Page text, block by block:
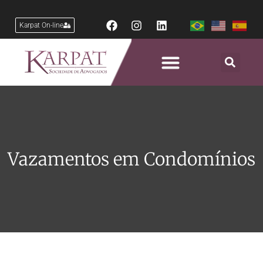
Karpat On-line
Vazamentos em Condomínios